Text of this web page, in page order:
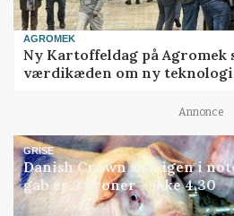
AGROMEK
Ny Kartoffeldag på Agromek
værdikæden om ny teknologi
Annonce
GRISE
Danish Crown slår igen i
gab er 3 kroner – ikke 4,30